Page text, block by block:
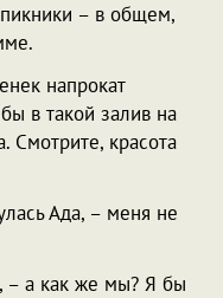
пикники – в общем,
напрокат
в такой залив на
Смотрите, красота
Ада, – меня не
– а как же мы? Я бы